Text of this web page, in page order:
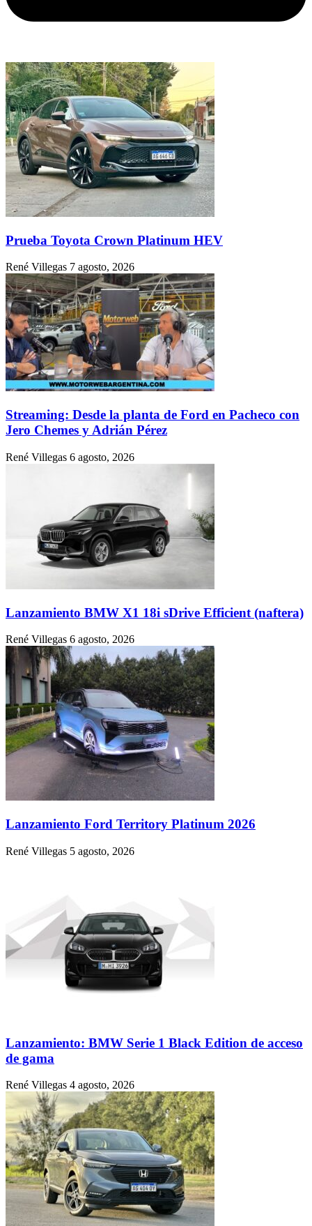
Prueba Toyota Crown Platinum HEV
René Villegas 7 agosto, 2026
Streaming: Desde la planta de Ford en Pacheco con
Jero Chemes y Adrián Pérez
René Villegas 6 agosto, 2026
Lanzamiento BMW X1 18i sDrive Efficient (naftera)
René Villegas 6 agosto, 2026
Lanzamiento Ford Territory Platinum 2026
René Villegas 5 agosto, 2026
Lanzamiento: BMW Serie 1 Black Edition de acceso
de gama
René Villegas 4 agosto, 2026